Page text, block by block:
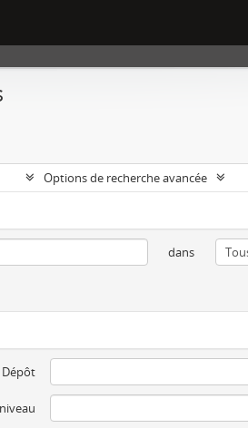
Options de recherche avancée
dans
Dépôt